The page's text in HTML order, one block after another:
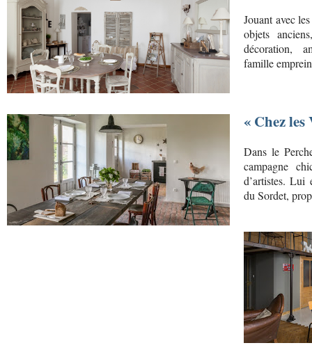
Jouant avec
objets
décoration,
famille
« Chez les
Dans le
campagne
d’artistes. Lui
du Sordet,